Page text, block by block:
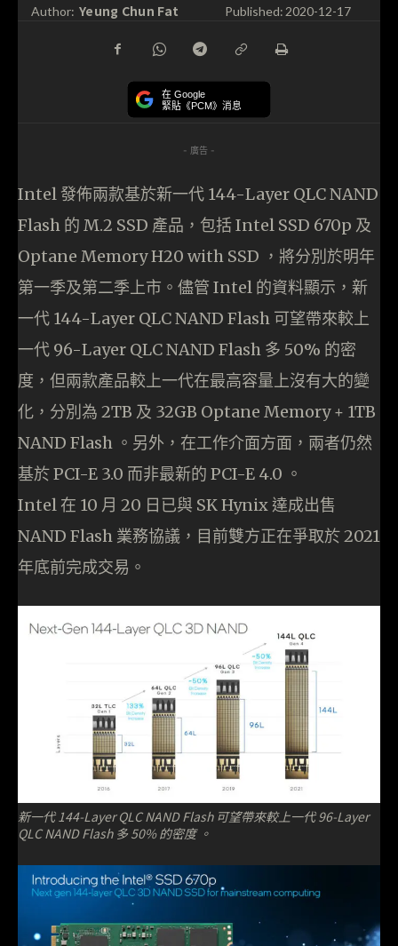
Author: Yeung Chun Fat Published:2020-12-17
在 Google
緊貼《PCM》消息
- 廣告 -
Intel 發佈兩款基於新一代 144-Layer QLC NAND
Flash 的 M.2 SSD 產品，包括 Intel SSD 670p 及
Optane Memory H20 with SSD ，將分別於明年
第一季及第二季上市。儘管 Intel 的資料顯示，新
一代 144-Layer QLC NAND Flash 可望帶來較上
一代 96-Layer QLC NAND Flash 多 50% 的密
度，但兩款產品較上一代在最高容量上沒有大的變
化，分別為 2TB 及 32GB Optane Memory + 1TB
NAND Flash 。另外，在工作介面方面，兩者仍然
基於 PCI-E 3.0 而非最新的 PCI-E 4.0 。
Intel 在 10 月 20 日已與 SK Hynix 達成出售
NAND Flash 業務協議，目前雙方正在爭取於 2021
年底前完成交易。
新一代 144-Layer QLC NAND Flash 可望帶來較上一代 96-Layer
QLC NAND Flash 多 50% 的密度 。